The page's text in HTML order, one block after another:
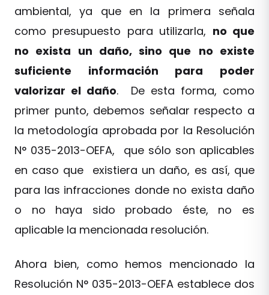
ambiental, ya que en la primera señala
como presupuesto para utilizarla, no que
no exista un daño, sino que no existe
suficiente información para poder
valorizar el daño. De esta forma, como
primer punto, debemos señalar respecto a
la metodología aprobada por la Resolución
N° 035-2013-OEFA, que sólo son aplicables
en caso que existiera un daño, es así, que
para las infracciones donde no exista daño
o no haya sido probado éste, no es
aplicable la mencionada resolución.
Ahora bien, como hemos mencionado la
Resolución N° 035-2013-OEFA establece dos